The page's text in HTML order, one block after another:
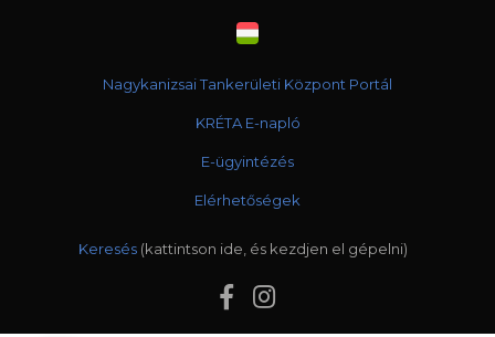
Nagykanizsai Tankerületi Központ Portál
KRÉTA E-napló
E-ügyintézés
Elérhetőségek
Keresés